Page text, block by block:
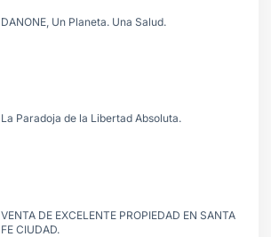
DANONE, Un Planeta. Una Salud.
La Paradoja de la Libertad Absoluta.
VENTA DE EXCELENTE PROPIEDAD EN SANTA
FE CIUDAD.